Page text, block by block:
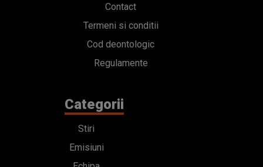
Contact
Termeni si conditii
Cod deontologic
Regulamente
Categorii
Stiri
Emisiuni